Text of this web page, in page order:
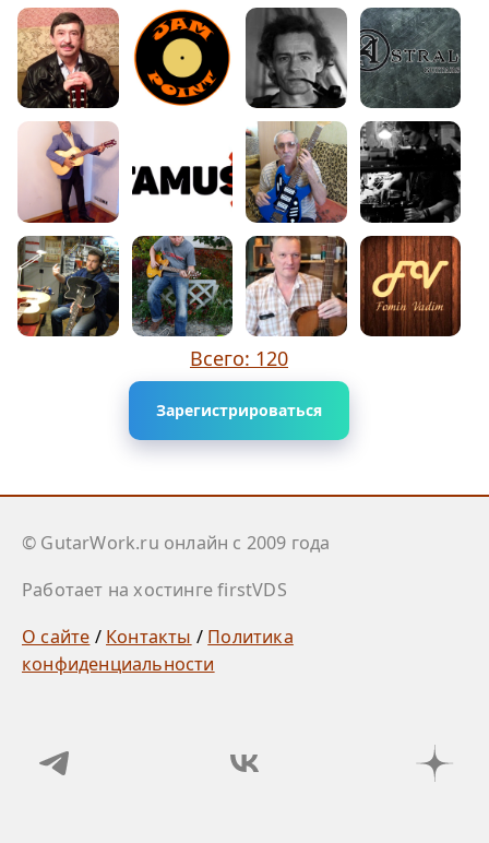
Всего: 120
Зарегистрироваться
© GutarWork.ru онлайн c 2009 года
Работает на хостинге firstVDS
О сайте / Контакты / Политика
конфиденциальности